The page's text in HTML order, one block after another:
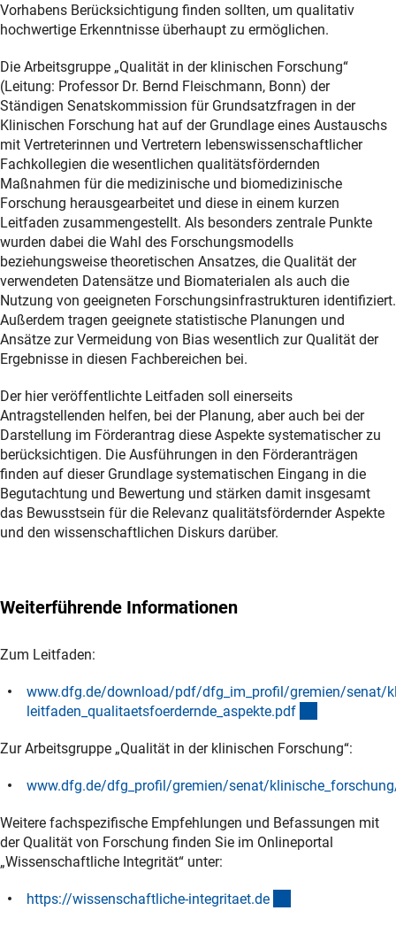
Vorhabens Berücksichtigung finden sollten, um qualitativ
hochwertige Erkenntnisse überhaupt zu ermöglichen.
Die Arbeitsgruppe „Qualität in der klinischen Forschung“
(Leitung: Professor Dr. Bernd Fleischmann, Bonn) der
Ständigen Senatskommission für Grundsatzfragen in der
Klinischen Forschung hat auf der Grundlage eines Austauschs
mit Vertreterinnen und Vertretern lebenswissenschaftlicher
Fachkollegien die wesentlichen qualitätsfördernden
Maßnahmen für die medizinische und biomedizinische
Forschung herausgearbeitet und diese in einem kurzen
Leitfaden zusammengestellt. Als besonders zentrale Punkte
wurden dabei die Wahl des Forschungsmodells
beziehungsweise theoretischen Ansatzes, die Qualität der
verwendeten Datensätze und Biomaterialen als auch die
Nutzung von geeigneten Forschungsinfrastrukturen identifiziert.
Außerdem tragen geeignete statistische Planungen und
Ansätze zur Vermeidung von Bias wesentlich zur Qualität der
Ergebnisse in diesen Fachbereichen bei.
Der hier veröffentlichte Leitfaden soll einerseits
Antragstellenden helfen, bei der Planung, aber auch bei der
Darstellung im Förderantrag diese Aspekte systematischer zu
berücksichtigen. Die Ausführungen in den Förderanträgen
finden auf dieser Grundlage systematischen Eingang in die
Begutachtung und Bewertung und stärken damit insgesamt
das Bewusstsein für die Relevanz qualitätsfördernder Aspekte
und den wissenschaftlichen Diskurs darüber.
Weiterführende Informationen
Zum Leitfaden:
www.dfg.de/download/pdf/dfg_im_profil/gremien/senat/
leitfaden_qualitaetsfoerdernde_aspekte.pdf
Zur Arbeitsgruppe „Qualität in der klinischen Forschung“:
www.dfg.de/dfg_profil/gremien/senat/
Weitere fachspezifische Empfehlungen und Befassungen mit
der Qualität von Forschung finden Sie im Onlineportal
„Wissenschaftliche Integrität“ unter:
https://wissenschaftliche-integritaet.de